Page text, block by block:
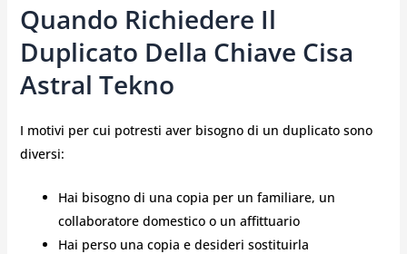
Quando Richiedere Il
Duplicato Della Chiave Cisa
Astral Tekno
I motivi per cui potresti aver bisogno di un duplicato sono
diversi:
Hai bisogno di una copia per un familiare, un
collaboratore domestico o un affittuario
Hai perso una copia e desideri sostituirla